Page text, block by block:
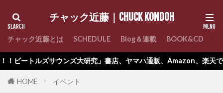
チャック近藤｜CHUCK KONDOH
チャック近藤とは SCHEDULE Blog＆連載 BOOK&CD
ートルズサウンズ大研究」書店、ヤマハ通販、Amazon、楽天でお
HOME イベント